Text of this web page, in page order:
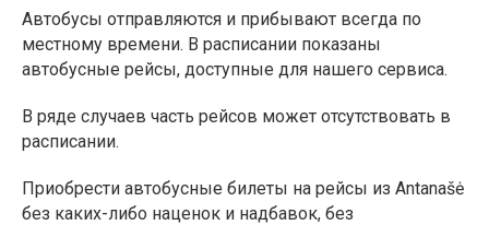
Автобусы отправляются и прибывают всегда по
местному времени. В расписании показаны
автобусные рейсы, доступные для нашего сервиса.
В ряде случаев часть рейсов может отсутствовать в
расписании.
Приобрести автобусные билеты на рейсы из Antanašė
без каких-либо наценок и надбавок, без